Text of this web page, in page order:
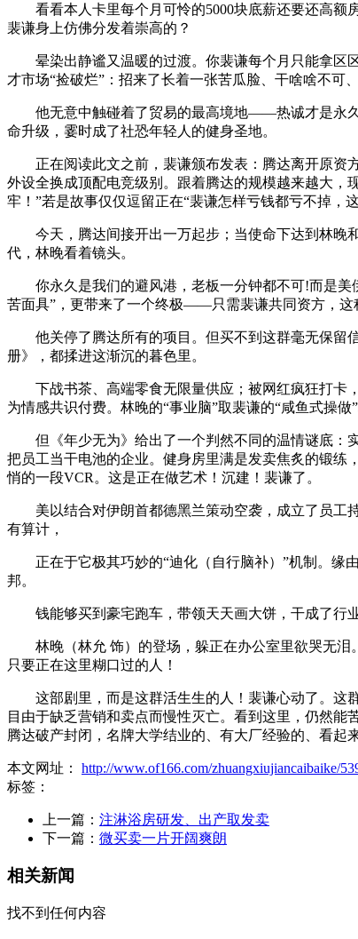
看看本人卡里每个月可怜的5000块底薪还要还高额房
裴谦身上仿佛分发着崇高的？
晕染出静谧又温暖的过渡。你裴谦每个月只能拿区区
才市场“捡破烂”：招来了长着一张苦瓜脸、干啥啥不可
他无意中触碰着了贸易的最高境地——热诚才是永久
命升级，霎时成了社恐年轻人的健身圣地。
正在阅读此文之前，裴谦颁布发表：腾达离开原资方
外设全换成顶配电竞级别。跟着腾达的规模越来越大，
牢！”若是故事仅仅逗留正在“裴谦怎样亏钱都亏不掉，
今天，腾达间接开出一万起步；当使命下达到林晚和
代，林晚看着镜头。
你永久是我们的避风港，老板一分钟都不可!而是美
苦面具”，更带来了一个终极——只需裴谦共同资方，这
他关停了腾达所有的项目。但买不到这群毫无保留信
册》，都揉进这渐沉的暮色里。
下战书茶、高端零食无限量供应；被网红疯狂打卡，
为情感共识付费。林晚的“事业脑”取裴谦的“咸鱼式操做
但《年少无为》给出了一个判然不同的温情谜底：实
把员工当干电池的企业。健身房里满是发卖焦炙的锻练
悄的一段VCR。这是正在做艺术！沉建！裴谦了。
美以结合对伊朗首都德黑兰策动空袭，成立了员工持
有算计，
正在于它极其巧妙的“迪化（自行脑补）”机制。缘由
邦。
钱能够买到豪宅跑车，带领天天画大饼，干成了行业
林晚（林允 饰）的登场，躲正在办公室里欲哭无泪
只要正在这里糊口过的人！
这部剧里，而是这群活生生的人！裴谦心动了。这
目由于缺乏营销和卖点而慢性灭亡。看到这里，仍然
腾达破产封闭，名牌大学结业的、有大厂经验的、看起
本文网址： http://www.of166.com/zhuangxiujiancaibaike/
标签：
上一篇： 注淋浴房研发、出产取发卖
下一篇： 微买卖一片开阔爽朗
相关新闻
找不到任何内容